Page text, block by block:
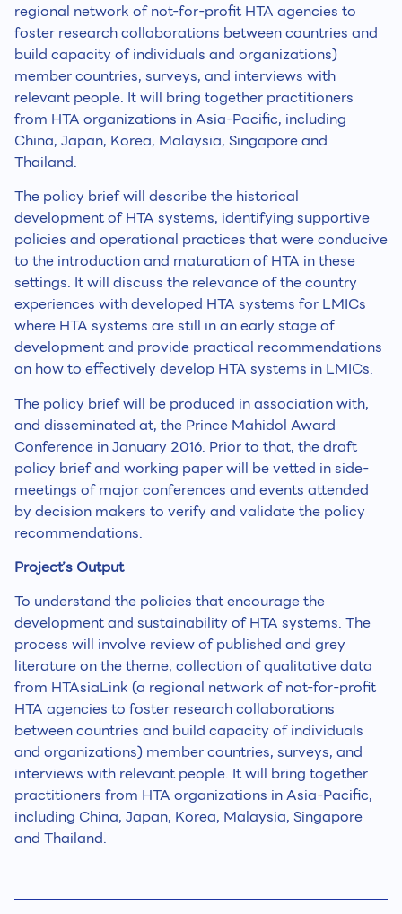
regional network of not-for-profit HTA agencies to
foster research collaborations between countries and
build capacity of individuals and organizations)
member countries, surveys, and interviews with
relevant people. It will bring together practitioners
from HTA organizations in Asia-Pacific, including
China, Japan, Korea, Malaysia, Singapore and
Thailand.
The policy brief will describe the historical
development of HTA systems, identifying supportive
policies and operational practices that were conducive
to the introduction and maturation of HTA in these
settings. It will discuss the relevance of the country
experiences with developed HTA systems for LMICs
where HTA systems are still in an early stage of
development and provide practical recommendations
on how to effectively develop HTA systems in LMICs.
The policy brief will be produced in association with,
and disseminated at, the Prince Mahidol Award
Conference in January 2016. Prior to that, the draft
policy brief and working paper will be vetted in side-
meetings of major conferences and events attended
by decision makers to verify and validate the policy
recommendations.
Project’s Output
To understand the policies that encourage the
development and sustainability of HTA systems. The
process will involve review of published and grey
literature on the theme, collection of qualitative data
from HTAsiaLink (a regional network of not-for-profit
HTA agencies to foster research collaborations
between countries and build capacity of individuals
and organizations) member countries, surveys, and
interviews with relevant people. It will bring together
practitioners from HTA organizations in Asia-Pacific,
including China, Japan, Korea, Malaysia, Singapore
and Thailand.